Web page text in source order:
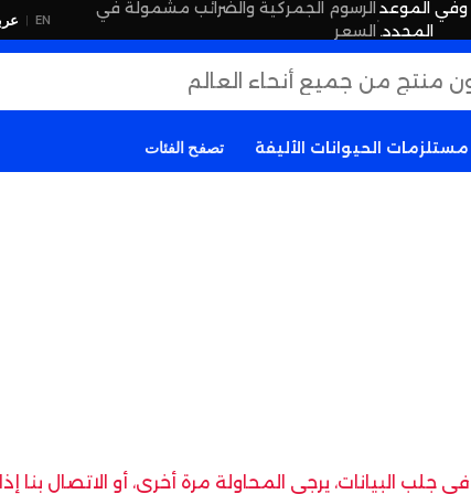
وفي الموعد
المحدد.
·
الرسوم الجمركية والضرائب مشمولة في
السعر
EN
|
مستلزمات الحيوانات الأليفة تصفح الفئات
البيانات، يرجى المحاولة مرة أخرى، أو الاتصال بنا